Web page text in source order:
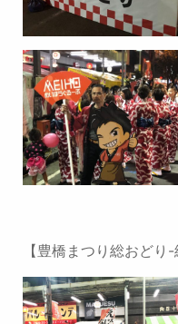
【豊橋まつり総おどり